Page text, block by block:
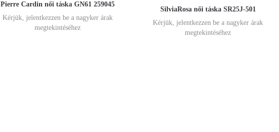
Pierre Cardin női táska GN61 259045
Kérjük, jelentkezzen be a nagyker árak
megtekintéséhez
SilviaRosa női táska SR25J-501
Kérjük, jelentkezzen be a nagyker árak
megtekintéséhez